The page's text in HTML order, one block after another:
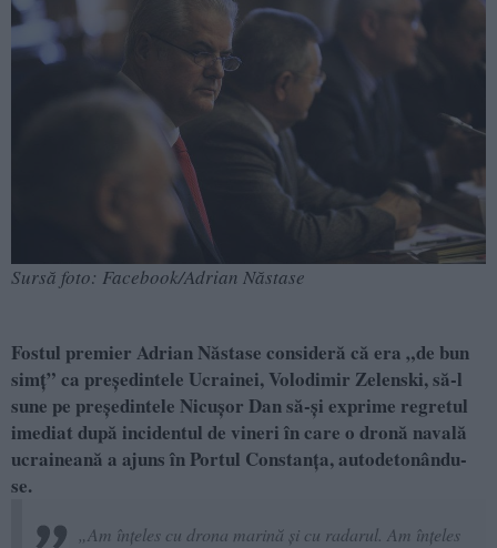
Sursă foto: Facebook/Adrian Năstase
Fostul premier Adrian Năstase consideră că era „de bun
simț” ca președintele Ucrainei, Volodimir Zelenski, să-l
sune pe președintele Nicușor Dan să-și exprime regretul
imediat după incidentul de vineri în care o dronă navală
ucraineană a ajuns în Portul Constanța, autodetonându-
se.
„Am înțeles cu drona marină și cu radarul. Am înțeles